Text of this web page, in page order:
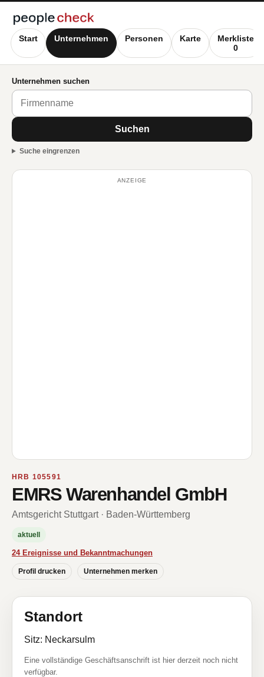
Start Unternehmen Personen Karte
Merkliste
0
Unternehmen suchen
Suchen
Suche eingrenzen
ANZEIGE
HRB 105591
EMRS Warenhandel GmbH
Amtsgericht Stuttgart · Baden-Württemberg
aktuell
24 Ereignisse und Bekanntmachungen
Profil drucken Unternehmen merken
Standort
Sitz: Neckarsulm
Eine vollständige Geschäftsanschrift ist hier derzeit noch nicht
verfügbar.